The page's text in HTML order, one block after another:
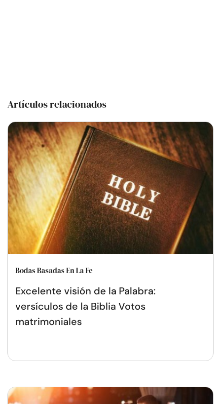
Artículos relacionados
Bodas Basadas En La Fe
Excelente visión de la Palabra:
versículos de la Biblia Votos
matrimoniales